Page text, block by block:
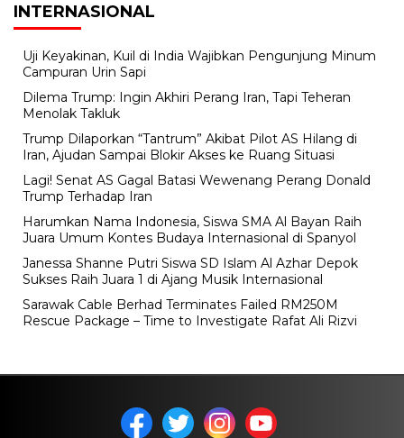
INTERNASIONAL
Uji Keyakinan, Kuil di India Wajibkan Pengunjung Minum
Campuran Urin Sapi
Dilema Trump: Ingin Akhiri Perang Iran, Tapi Teheran
Menolak Takluk
Trump Dilaporkan “Tantrum” Akibat Pilot AS Hilang di
Iran, Ajudan Sampai Blokir Akses ke Ruang Situasi
Lagi! Senat AS Gagal Batasi Wewenang Perang Donald
Trump Terhadap Iran
Harumkan Nama Indonesia, Siswa SMA Al Bayan Raih
Juara Umum Kontes Budaya Internasional di Spanyol
Janessa Shanne Putri Siswa SD Islam Al Azhar Depok
Sukses Raih Juara 1 di Ajang Musik Internasional
Sarawak Cable Berhad Terminates Failed RM250M
Rescue Package – Time to Investigate Rafat Ali Rizvi